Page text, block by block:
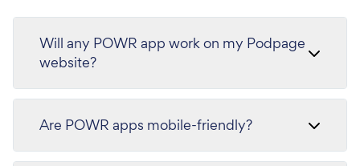
Will any POWR app work on my Podpage
website?
Are POWR apps mobile-friendly?